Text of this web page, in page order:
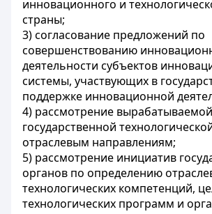
инновационного и
страны;
3) согласование предложений по
совершенствованию
деятельности субъектов
системы, участвующих в
поддержке инновационной
4) рассмотрение вырабатываемой
государственной
отраслевым направлениям;
5) рассмотрение инициатив
органов по определению
технологических компетенций,
технологических программ и